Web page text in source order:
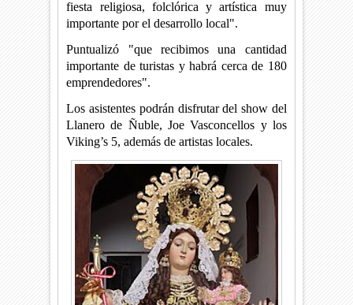
fiesta religiosa, folclórica y artística muy
importante por el desarrollo local".
Puntualizó "que recibimos una cantidad
importante de turistas y habrá cerca de 180
emprendedores".
Los asistentes podrán disfrutar del show del
Llanero de Ñuble, Joe Vasconcellos y los
Viking’s 5, además de artistas locales.